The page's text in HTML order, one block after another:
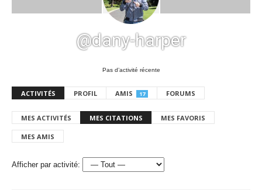
@dany-harper
Pas d’activité récente
ACTIVITÉS PROFIL AMIS 17 FORUMS
MES ACTIVITÉS MES CITATIONS MES FAVORIS
MES AMIS
Afficher par activité: